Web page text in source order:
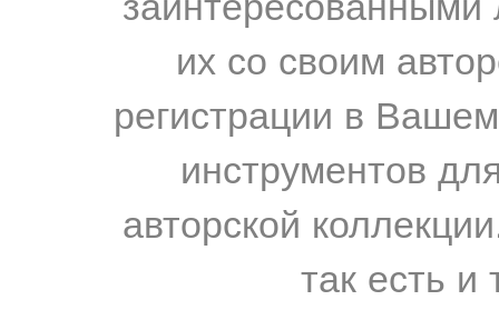
их со своим
регистрации в
инструментов
авторской
так есть и